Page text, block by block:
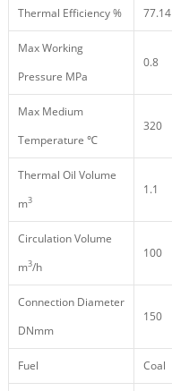
Thermal Efficiency % 77.14
Max Working
Pressure MPa
0.8
Max Medium
Temperature ℃
320
Thermal Oil Volume
m3
1.1
Circulation Volume
m3/h
100
Connection Diameter
DNmm
150
Fuel Coal